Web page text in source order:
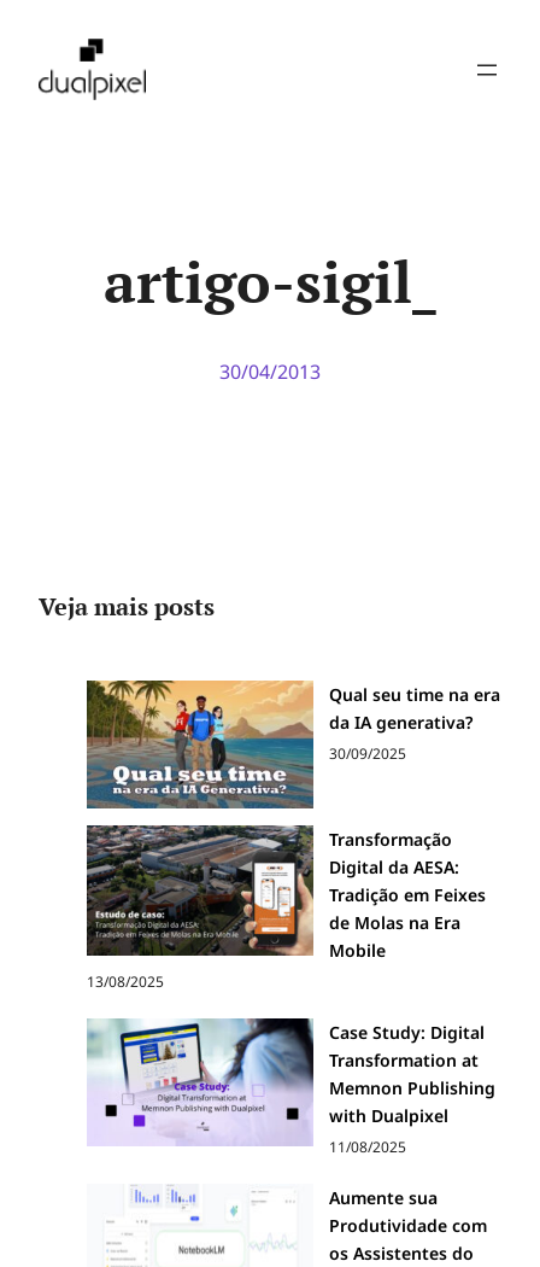
artigo-sigil_
30/04/2013
Veja mais posts
Qual seu time na era
da IA generativa?
30/09/2025
Transformação
Digital da AESA:
Tradição em Feixes
de Molas na Era
Mobile
13/08/2025
Case Study: Digital
Transformation at
Memnon Publishing
with Dualpixel
11/08/2025
Aumente sua
Produtividade com
os Assistentes do